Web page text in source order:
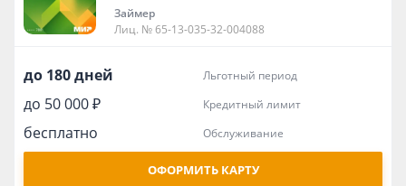
Займер
Лиц. № 65-13-035-32-004088
до 180 дней льготный период
до 50 000 ₽ кредитный лимит
бесплатно обслуживание
ОФОРМИТЬ КАРТУ